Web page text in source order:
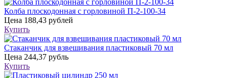
Колба плоскодонная с горловиной П-2-100-34
Цена 188,43 рублей
Купить
Стаканчик для взвешивания пластиковый 70 мл
Цена 244,37 рубль
Купить